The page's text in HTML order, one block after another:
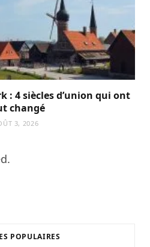
: 4 siècles d’union qui ont
changé
3, 2026
POPULAIRES